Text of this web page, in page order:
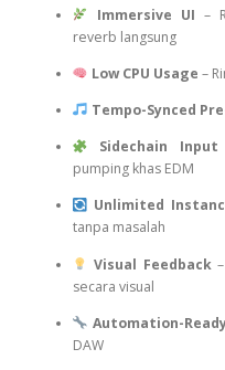
Immersive UI –
reverb langsung
Low CPU Usage –
Tempo-Synced
Sidechain Input
pumping khas EDM
Unlimited
tanpa masalah
Visual Feedback–
secara visual
Automation-
DAW